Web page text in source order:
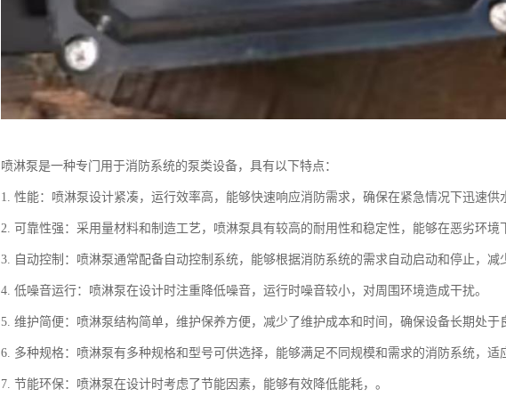
喷淋泵是一种专门用于消防系统的泵类设备，具有以下特点：
1. 性能：喷淋泵设计紧凑，运行效率高，能够快速响应消防需求，确保在紧急情况下迅速供
2. 可靠性强：采用量材料和制造工艺，喷淋泵具有较高的耐用性和稳定性，能够在恶劣环境
3. 自动控制：喷淋泵通常配备自动控制系统，能够根据消防系统的需求自动启动和停止，减
4. 低噪音运行：喷淋泵在设计时注重降低噪音，运行时噪音较小，对周围环境造成干扰。
5. 维护简便：喷淋泵结构简单，维护保养方便，减少了维护成本和时间，确保设备长期处于
6. 多种规格：喷淋泵有多种规格和型号可供选择，能够满足不同规模和需求的消防系统，适
7. 节能环保：喷淋泵在设计时考虑了节能因素，能够有效降低能耗，。